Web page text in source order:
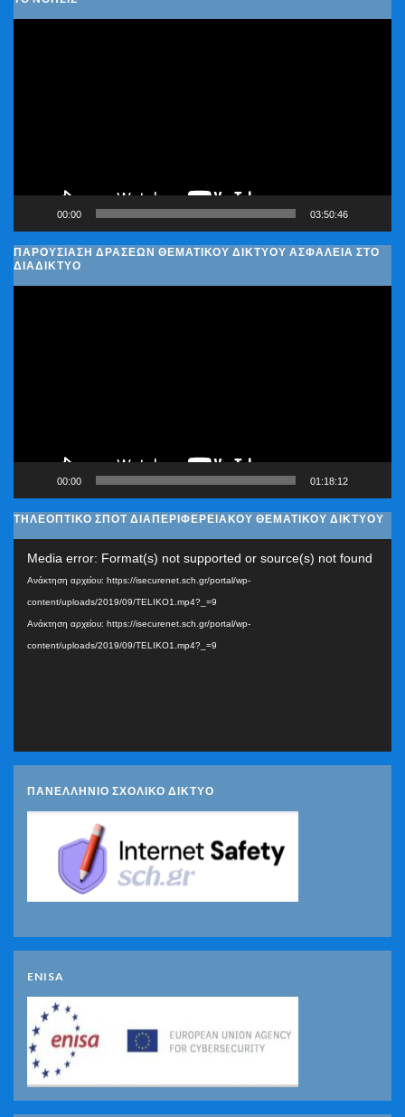
00:00 03:50:46
ΠΑΡΟΥΣΊΑΣΗ ΔΡΆΣΕΩΝ ΘΕΜΑΤΙΚΟΎ ΔΙΚΤΎΟΥ ΑΣΦΆΛΕΙΑ ΣΤΟ
ΔΙΑΔΊΚΤΥΟ
00:00 01:18:12
ΤΗΛΕΟΠΤΙΚΟ ΣΠΟΤ ΔΙΑΠΕΡΙΦΕΡΕΙΑΚΟΥ ΘΕΜΑΤΙΚΟΥ ΔΙΚΤΥΟΥ
Media error: Format(s) not supported or source(s) not found
Ανάκτηση αρχείου: https://isecurenet.sch.gr/portal/wp-
content/uploads/2019/09/TELIKO1.mp4?_=9
Ανάκτηση αρχείου: https://isecurenet.sch.gr/portal/wp-
content/uploads/2019/09/TELIKO1.mp4?_=9
ΠΑΝΕΛΛΗΝΙΟ ΣΧΟΛΙΚΟ ΔΙΚΤΥΟ
ENISA